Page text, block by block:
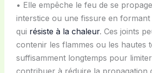
• Elle empêche le feu de se
interstice ou une fissure en
qui résiste à la chaleur. Ces joints
contenir les flammes ou les hautes
suffisamment longtemps pour